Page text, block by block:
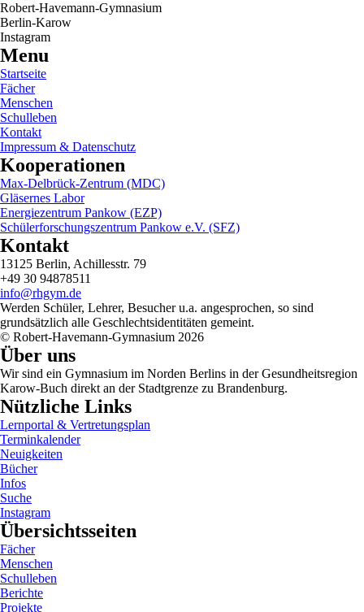
Robert-Havemann-Gymnasium
Berlin-Karow
Instagram
Menu
Startseite
Fächer
Menschen
Schulleben
Kontakt
Impressum & Datenschutz
Kooperationen
Max-Delbrück-Zentrum (MDC)
Gläsernes Labor
Energiezentrum Pankow (EZP)
Schülerforschungszentrum Pankow e.V. (SFZ)
Kontakt
13125 Berlin, Achillesstr. 79
+49 30 94878511
info@rhgym.de
Werden Schüler, Lehrer, Besucher u.a. angesprochen, so sind
grundsätzlich alle Geschlechtsidentitäten gemeint.
© Robert-Havemann-Gymnasium 2026
Über uns
Wir sind ein Gymnasium im Norden Berlins in der Gesundheitsregion
Karow-Buch direkt an der Stadtgrenze zu Brandenburg.
Nützliche Links
Lernportal & Vertretungsplan
Terminkalender
Neuigkeiten
Bücher
Infos
Suche
Instagram
Übersichtsseiten
Fächer
Menschen
Schulleben
Berichte
Projekte